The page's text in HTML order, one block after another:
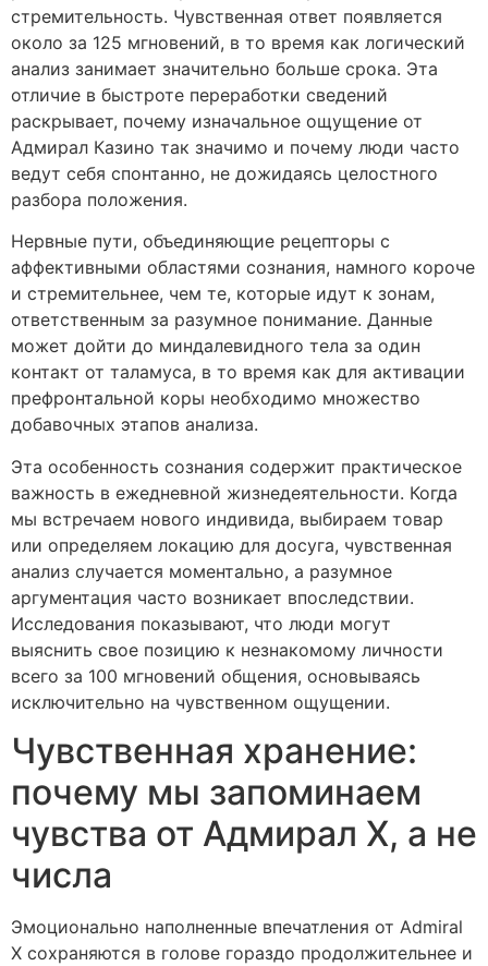
стремительность. Чувственная ответ появляется
около за 125 мгновений, в то время как логический
анализ занимает значительно больше срока. Эта
отличие в быстроте переработки сведений
раскрывает, почему изначальное ощущение от
Адмирал Казино так значимо и почему люди часто
ведут себя спонтанно, не дожидаясь целостного
разбора положения.
Нервные пути, объединяющие рецепторы с
аффективными областями сознания, намного короче
и стремительнее, чем те, которые идут к зонам,
ответственным за разумное понимание. Данные
может дойти до миндалевидного тела за один
контакт от таламуса, в то время как для активации
префронтальной коры необходимо множество
добавочных этапов анализа.
Эта особенность сознания содержит практическое
важность в ежедневной жизнедеятельности. Когда
мы встречаем нового индивида, выбираем товар
или определяем локацию для досуга, чувственная
анализ случается моментально, а разумное
аргументация часто возникает впоследствии.
Исследования показывают, что люди могут
выяснить свое позицию к незнакомому личности
всего за 100 мгновений общения, основываясь
исключительно на чувственном ощущении.
Чувственная хранение:
почему мы запоминаем
чувства от Адмирал Х, а не
числа
Эмоционально наполненные впечатления от Admiral
X сохраняются в голове гораздо продолжительнее и